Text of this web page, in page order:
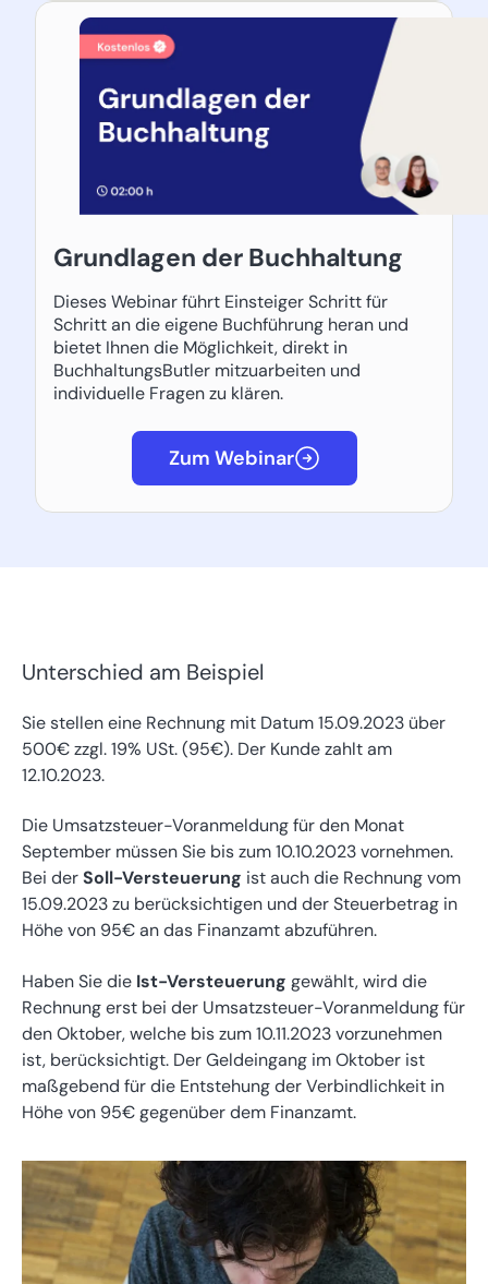
Grundlagen der Buchhaltung
Dieses Webinar führt Einsteiger Schritt für
Schritt an die eigene Buchführung heran und
bietet Ihnen die Möglichkeit, direkt in
BuchhaltungsButler mitzuarbeiten und
individuelle Fragen zu klären.
Zum Webinar
Unterschied am Beispiel
Sie stellen eine Rechnung mit Datum 15.09.2023 über
500€ zzgl. 19% USt. (95€). Der Kunde zahlt am
12.10.2023.
Die Umsatzsteuer-Voranmeldung für den Monat
September müssen Sie bis zum 10.10.2023 vornehmen.
Bei derSoll-Versteuerung ist auch die Rechnung vom
15.09.2023 zu berücksichtigen und der Steuerbetrag in
Höhe von 95€ an das Finanzamt abzuführen.
Haben Sie die Ist-Versteuerung gewählt, wird die
Rechnung erst bei der Umsatzsteuer-Voranmeldung für
den Oktober, welche bis zum 10.11.2023 vorzunehmen
ist, berücksichtigt. Der Geldeingang im Oktober ist
maßgebend für die Entstehung der Verbindlichkeit in
Höhe von 95€ gegenüber dem Finanzamt.